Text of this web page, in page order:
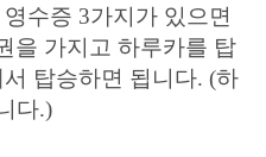
수증 3가지가 있으면
을 가지고 하루카를 탑
탑승하면 됩니다. (하
다.)